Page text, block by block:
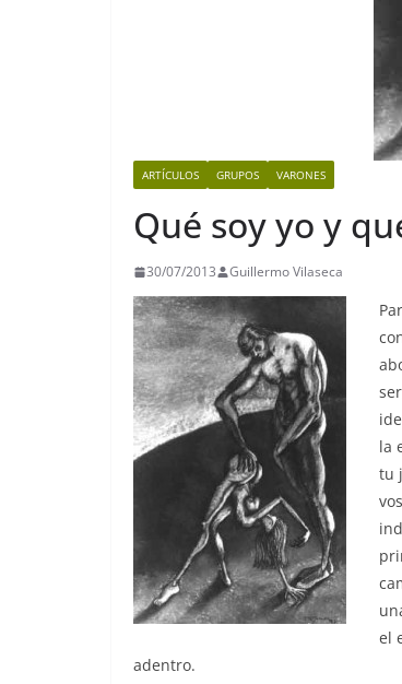
ARTÍCULOS GRUPOS VARONES
Qué soy yo y
30/07/2013 Guillermo Vilaseca
la
tu
el
adentro.